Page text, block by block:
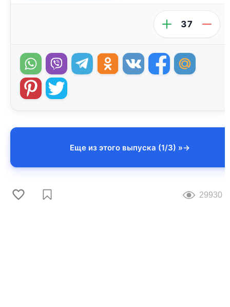
37
Еще из этого выпуска (1/3) »
29930